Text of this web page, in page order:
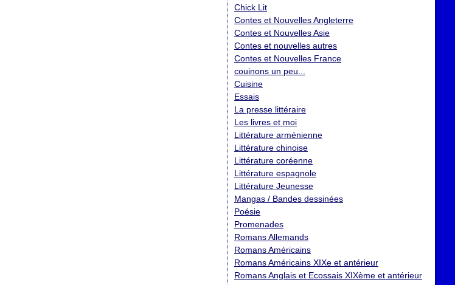
Chick Lit
Contes et Nouvelles Angleterre
Contes et Nouvelles Asie
Contes et nouvelles autres
Contes et Nouvelles France
couinons un peu...
Cuisine
Essais
La presse littéraire
Les livres et moi
Littérature arménienne
Littérature chinoise
Littérature coréenne
Littérature espagnole
Littérature Jeunesse
Mangas / Bandes dessinées
Poésie
Promenades
Romans Allemands
Romans Américains
Romans Américains XIXe et antérieur
Romans Anglais et Ecossais XIXème et antérieur